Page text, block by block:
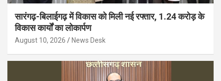
सारंगढ़-बिलाईगढ़ में विकास को मिली नई रफ्तार, 1.24 करोड़ के
विकास कार्यों का लोकार्पण
August 10, 2026 News Desk